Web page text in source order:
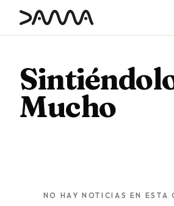
contenido
Mucho
NO HAY NOTICIAS EN ESTA